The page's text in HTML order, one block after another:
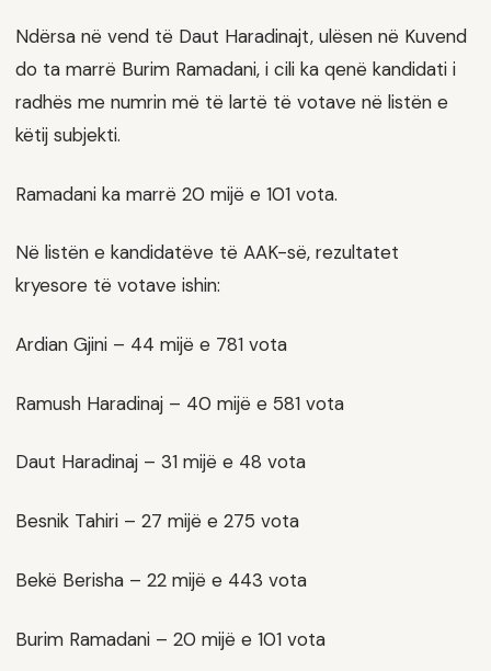
Ndërsa në vend të Daut Haradinajt, ulësen në Kuvend
do ta marrë Burim Ramadani, i cili ka qenë kandidati i
radhës me numrin më të lartë të votave në listën e
këtij subjekti.
Ramadani ka marrë 20 mijë e 101 vota.
Në listën e kandidatëve të AAK-së, rezultatet
kryesore të votave ishin:
Ardian Gjini – 44 mijë e 781 vota
Ramush Haradinaj – 40 mijë e 581 vota
Daut Haradinaj – 31 mijë e 48 vota
Besnik Tahiri – 27 mijë e 275 vota
Bekë Berisha – 22 mijë e 443 vota
Burim Ramadani – 20 mijë e 101 vota